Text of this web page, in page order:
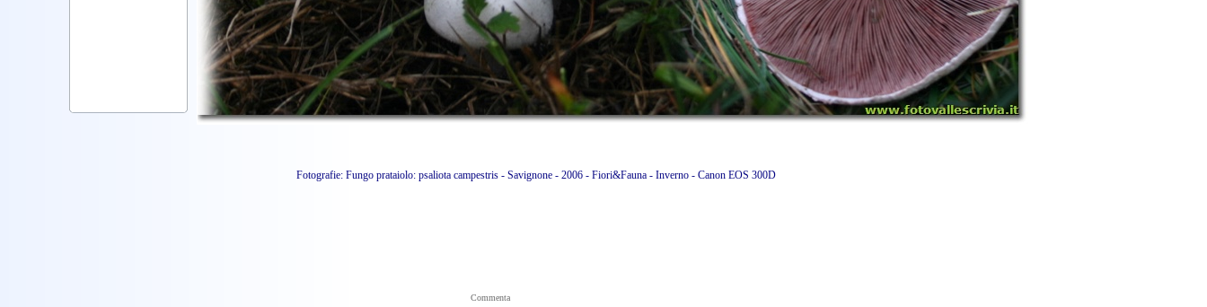
Fotografie: Fungo prataiolo: psaliota campestris - Savignone - 2006 - Fiori&Fauna - Inverno - Canon EOS 300D
Commenta